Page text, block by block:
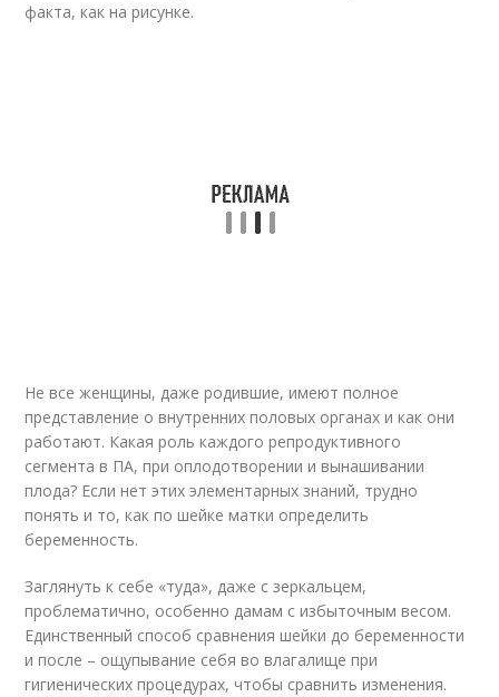
факта, как на рисунке.
Не все женщины, даже родившие, имеют полное
представление о внутренних половых органах и как они
работают. Какая роль каждого репродуктивного
сегмента в ПА, при оплодотворении и вынашивании
плода? Если нет этих элементарных знаний, трудно
понять и то, как по шейке матки определить
беременность.
Заглянуть к себе «туда», даже с зеркальцем,
проблематично, особенно дамам с избыточным весом.
Единственный способ сравнения шейки до беременности
и после – ощупывание себя во влагалище при
гигиенических процедурах, чтобы сравнить изменения.